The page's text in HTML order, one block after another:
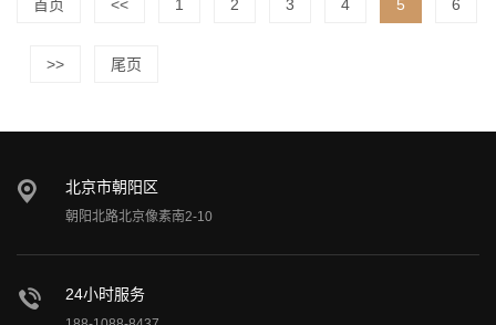
首页 << 1 2 3 4 5 6
>> 尾页
北京市朝阳区
朝阳北路北京像素南2-10
24小时服务